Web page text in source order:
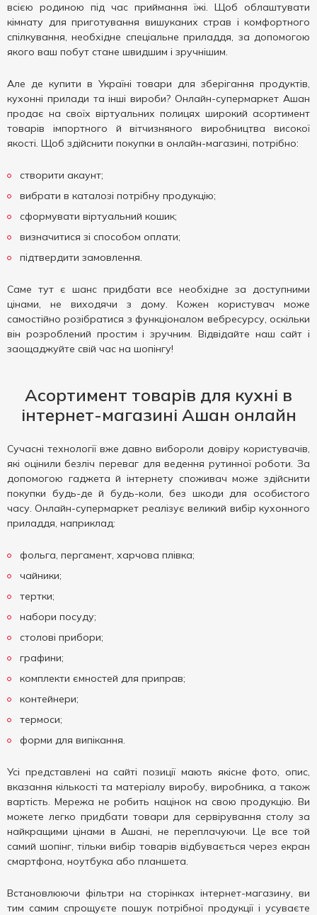
всією родиною під час приймання їжі. Щоб облаштувати
кімнату для приготування вишуканих страв і комфортного
спілкування, необхідне спеціальне приладдя, за допомогою
якого ваш побут стане швидшим і зручнішим.
Але де купити в Україні товари для зберігання продуктів,
кухонні прилади та інші вироби? Онлайн-супермаркет Ашан
продає на своїх віртуальних полицях широкий асортимент
товарів імпортного й вітчизняного виробництва високої
якості. Щоб здійснити покупки в онлайн-магазині, потрібно:
створити акаунт;
вибрати в каталозі потрібну продукцію;
сформувати віртуальний кошик;
визначитися зі способом оплати;
підтвердити замовлення.
Саме тут є шанс придбати все необхідне за доступними
цінами, не виходячи з дому. Кожен користувач може
самостійно розібратися з функціоналом вебресурсу, оскільки
він розроблений простим і зручним. Відвідайте наш сайт і
заощаджуйте свій час на шопінгу!
Асортимент товарів для кухні в
інтернет-магазині Ашан онлайн
Сучасні технології вже давно вибороли довіру користувачів,
які оцінили безліч переваг для ведення рутинної роботи. За
допомогою гаджета й інтернету споживач може здійснити
покупки будь-де й будь-коли, без шкоди для особистого
часу. Онлайн-супермаркет реалізує великий вибір кухонного
приладдя, наприклад:
фольга, пергамент, харчова плівка;
чайники;
тертки;
набори посуду;
столові прибори;
графини;
комплекти ємностей для приправ;
контейнери;
термоси;
форми для випікання.
Усі представлені на сайті позиції мають якісне фото, опис,
вказання кількості та матеріалу виробу, виробника, а також
вартість. Мережа не робить націнок на свою продукцію. Ви
можете легко придбати товари для сервірування столу за
найкращими цінами в Ашані, не переплачуючи. Це все той
самий шопінг, тільки вибір товарів відбувається через екран
смартфона, ноутбука або планшета.
Встановлюючи фільтри на сторінках інтернет-магазину, ви
тим самим спрощуєте пошук потрібної продукції і усуваєте